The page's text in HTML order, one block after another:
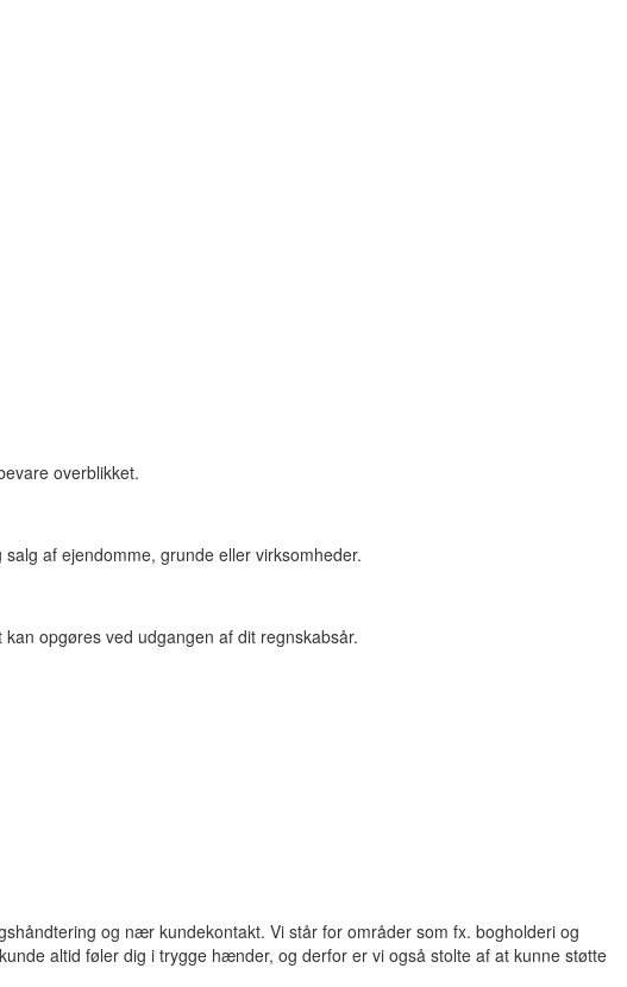
overblikket.
af ejendomme, grunde eller virksomheder.
opgøres ved udgangen af dit regnskabsår.
og nær kundekontakt. Vi står for områder som fx. bogholderi og
altid føler dig i trygge hænder, og derfor er vi også stolte af at kunne støtte